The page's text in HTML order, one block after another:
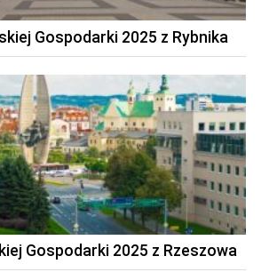
Gospodarki 2025 z Rybnika
Gospodarki 2025 z Rzeszowa